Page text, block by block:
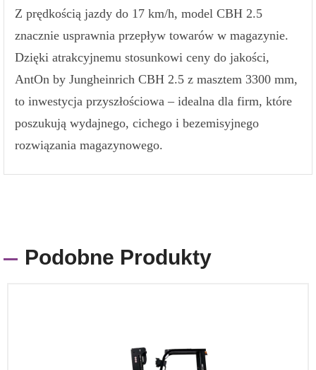
Z prędkością jazdy do 17 km/h, model CBH 2.5
znacznie usprawnia przepływ towarów w magazynie.
Dzięki atrakcyjnemu stosunkowi ceny do jakości,
AntOn by Jungheinrich CBH 2.5 z masztem 3300 mm,
to inwestycja przyszłościowa – idealna dla firm, które
poszukują wydajnego, cichego i bezemisyjnego
rozwiązania magazynowego.
Podobne Produkty